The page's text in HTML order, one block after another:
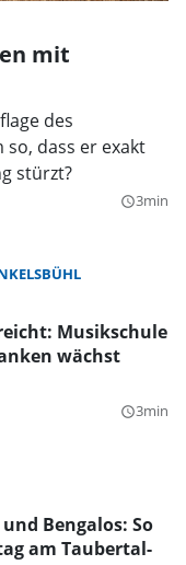
mit
des
dass er exakt
stürzt?
query_builder3min
Musikschule
wächst
query_builder3min
Bengalos: So
am Taubertal-